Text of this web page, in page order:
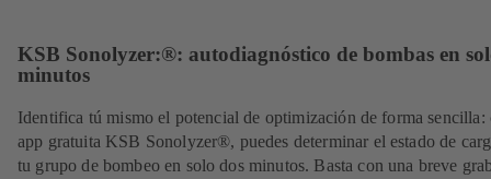
KSB Sonolyzer:®: autodiagnóstico de bombas en
minutos
Identifica tú mismo el potencial de optimización de forma sencilla:
app gratuita KSB Sonolyzer®, puedes determinar el estado de
tu grupo de bombeo en solo dos minutos. Basta con una breve